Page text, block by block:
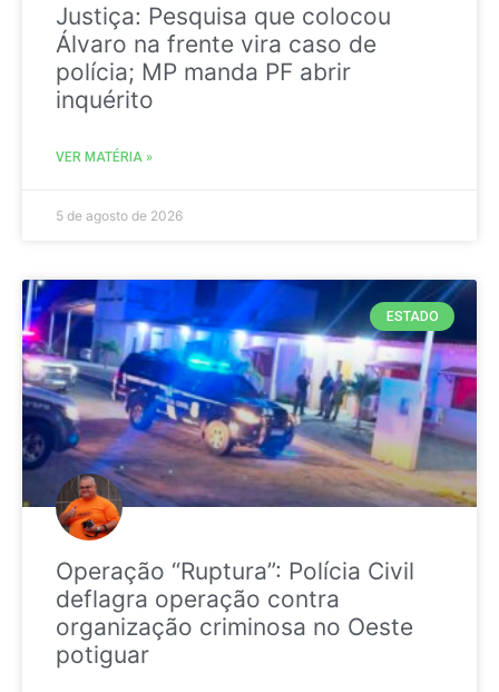
Justiça: Pesquisa que colocou
Álvaro na frente vira caso de
polícia; MP manda PF abrir
inquérito
VER MATÉRIA »
5 de agosto de 2026
ESTADO
Operação “Ruptura”: Polícia Civil
deflagra operação contra
organização criminosa no Oeste
potiguar